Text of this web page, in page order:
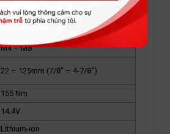
M5 – M14
M4 – M8
22 – 125mm (7/8″ – 4-7/8″)
155 Nm
14.4V
Lithium-ion